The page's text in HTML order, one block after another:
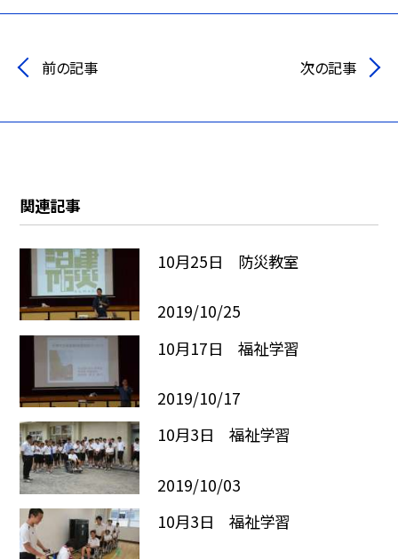
前の記事 次の記事
関連記事
10月25日 防災教室
2019/10/25
10月17日 福祉学習
2019/10/17
10月3日 福祉学習
2019/10/03
10月3日 福祉学習